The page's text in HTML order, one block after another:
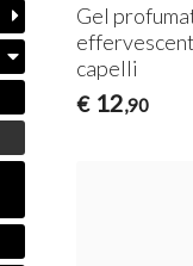
Gel
capelli
€ 12,90